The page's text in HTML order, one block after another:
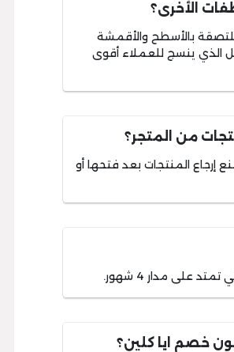
الأخرى؟
بالأسطح والأقمشة
الذي ينسج للعملاء أقوى
من المتجر؟
إرجاع المنتجات بعد فتحها أو
على مدار 4 شهور.
خصم ايا كلين؟